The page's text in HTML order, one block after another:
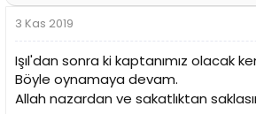
3 Kas 2019
Işıl'dan sonra ki kaptanımız olacak
Böyle oynamaya devam.
Allah nazardan ve sakatlıktan